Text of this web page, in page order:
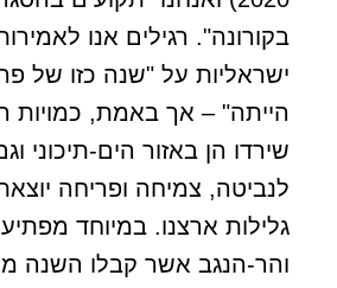
בקורונה". רגילים אנו
ישראליות על "שנה כזו של
הייתה" – אך באמת, כמויות
שירדו הן באזור הים-תיכוני
לנביטה, צמיחה ופריחה
גלילות ארצנו. במיוחד
והר-הנגב אשר קבלו השנה